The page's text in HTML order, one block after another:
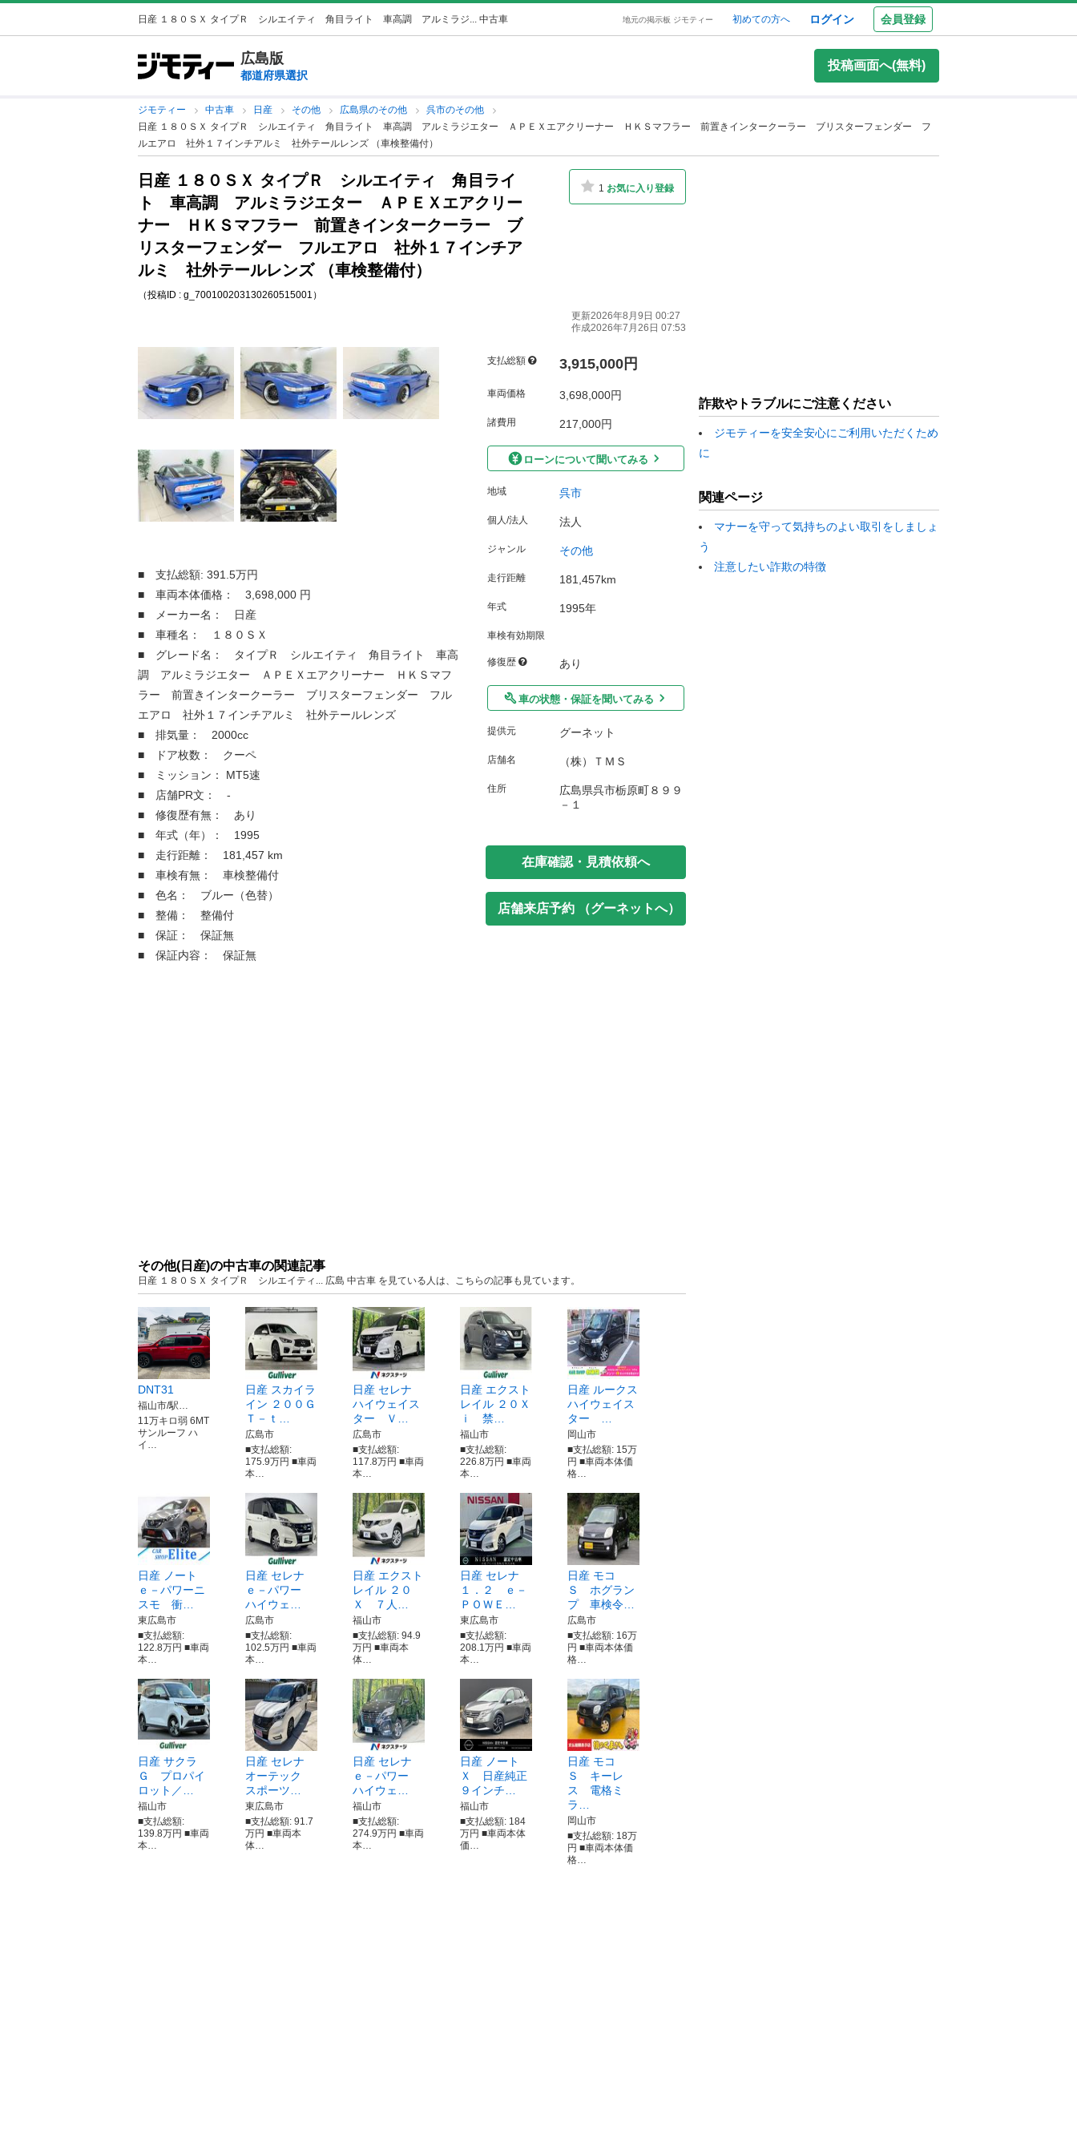
日産 １８０ＳＸ タイプＲ シルエイティ 角目ライト 車高調 アルミラジ... 中古車 地元の掲示板 ジモティー 初めての方へ ログイン 会員登録
広島版
都道府県選択
投稿画面へ(無料)
ジモティー 中古車 日産 その他 広島県のその他
呉市のその他
日産 １８０ＳＸ タイプＲ シルエイティ 角目ライト 車高調 アルミラジエター ＡＰＥＸエアクリーナー ＨＫＳマフラー 前置きインタークーラー ブリスターフェンダー フ
ルエアロ 社外１７インチアルミ 社外テールレンズ （車検整備付）
日産 １８０ＳＸ タイプＲ シルエイティ 角目ライ
ト 車高調 アルミラジエター ＡＰＥＸエアクリー
ナー ＨＫＳマフラー 前置きインタークーラー ブ
リスターフェンダー フルエアロ 社外１７インチア
ルミ 社外テールレンズ （車検整備付）
（投稿ID : g_700100203130260515001）
1 お気に入り登録
更新2026年8月9日 00:27
作成2026年7月26日 07:53
■ 支払総額: 391.5万円
■ 車両本体価格： 3,698,000 円
■ メーカー名： 日産
■ 車種名： １８０ＳＸ
■ グレード名： タイプＲ シルエイティ 角目ライト 車高
調 アルミラジエター ＡＰＥＸエアクリーナー ＨＫＳマフ
ラー 前置きインタークーラー ブリスターフェンダー フル
エアロ 社外１７インチアルミ 社外テールレンズ
■ 排気量： 2000cc
■ ドア枚数： クーペ
■ ミッション： MT5速
■ 店舗PR文： -
■ 修復歴有無： あり
■ 年式（年）： 1995
■ 走行距離： 181,457 km
■ 車検有無： 車検整備付
■ 色名： ブルー（色替）
■ 整備： 整備付
■ 保証： 保証無
■ 保証内容： 保証無
支払総額 3,915,000円
車両価格 3,698,000円
諸費用 217,000円
ローンについて聞いてみる
地域 呉市
個人/法人 法人
ジャンル その他
走行距離 181,457km
年式 1995年
車検有効期限
修復歴 あり
車の状態・保証を聞いてみる
提供元 グーネット
店舗名 （株）ＴＭＳ
住所
広島県呉市栃原町８９９
－１
在庫確認・見積依頼へ
店舗来店予約 （グーネットへ）
その他(日産)の中古車の関連記事
日産 １８０ＳＸ タイプＲ シルエイティ... 広島 中古車 を見ている人は、こちらの記事も見ています。
DNT31
福山市/駅…
11万キロ弱 6MT
サンルーフ ハ
イ…
日産 スカイラ
イン ２００Ｇ
Ｔ－ｔ…
広島市
■支払総額:
175.9万円 ■車両
本…
日産 セレナ
ハイウェイス
ター Ｖ…
広島市
■支払総額:
117.8万円 ■車両
本…
日産 エクスト
レイル ２０Ｘ
ｉ 禁…
福山市
■支払総額:
226.8万円 ■車両
本…
日産 ルークス
ハイウェイス
ター …
岡山市
■支払総額: 15万
円 ■車両本体価
格…
日産 ノート
ｅ－パワーニ
スモ 衝…
東広島市
■支払総額:
122.8万円 ■車両
本…
日産 セレナ
ｅ－パワー
ハイウェ…
広島市
■支払総額:
102.5万円 ■車両
本…
日産 エクスト
レイル ２０
Ｘ ７人…
福山市
■支払総額: 94.9
万円 ■車両本
体…
日産 セレナ
１．２ ｅ－
ＰＯＷＥ…
東広島市
■支払総額:
208.1万円 ■車両
本…
日産 モコ
Ｓ ホグラン
プ 車検令…
広島市
■支払総額: 16万
円 ■車両本体価
格…
日産 サクラ
Ｇ プロパイ
ロット／…
福山市
■支払総額:
139.8万円 ■車両
本…
日産 セレナ
オーテック
スポーツ…
東広島市
■支払総額: 91.7
万円 ■車両本
体…
日産 セレナ
ｅ－パワー
ハイウェ…
福山市
■支払総額:
274.9万円 ■車両
本…
日産 ノート
Ｘ 日産純正
９インチ…
福山市
■支払総額: 184
万円 ■車両本体
価…
日産 モコ
Ｓ キーレ
ス 電格ミ
ラ…
岡山市
■支払総額: 18万
円 ■車両本体価
格…
詐欺やトラブルにご注意ください
ジモティーを安全安心にご利用いただくため
に
関連ページ
マナーを守って気持ちのよい取引をしましょ
う
注意したい詐欺の特徴